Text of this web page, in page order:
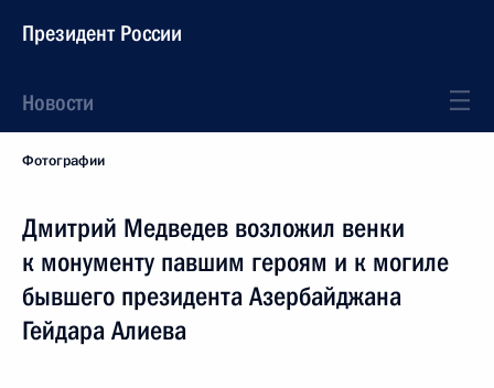
Президент России
Новости
Фотографии
Дмитрий Медведев возложил венки
к монументу павшим героям и к могиле
бывшего президента Азербайджана
Гейдара Алиева